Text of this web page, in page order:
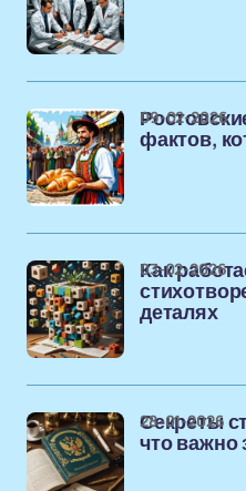
фактов,
09-02-2026
Как
деталях
03-02-2026
Секреты
что важно
28-01-2026